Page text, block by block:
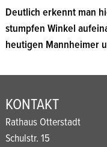
Deutlich erkennt man
stumpfen Winkel
heutigen Mannheimer
KONTAKT
Rathaus Otterstadt
Schulstr. 15